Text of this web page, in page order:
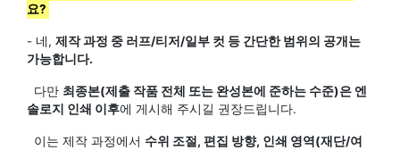
요?
- 네, 제작 과정 중 러프/티저/일부 컷 등 간단한 범위의 공개는
가능합니다.
다만 최종본(제출 작품 전체 또는 완성본에 준하는 수준)은 엔
솔로지 인쇄 이후에 게시해 주시길 권장드립니다.
이는 제작 과정에서 수위 조절, 편집 방향, 인쇄 영역(재단/여